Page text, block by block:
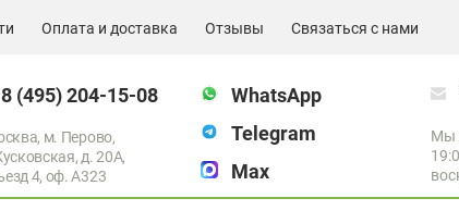
Оплата и доставка Отзывы Связаться с нами
8 (495) 204-15-08
м. Перово,
д. 20А,
4, оф. A323
WhatsApp
Telegram
Max
Мы